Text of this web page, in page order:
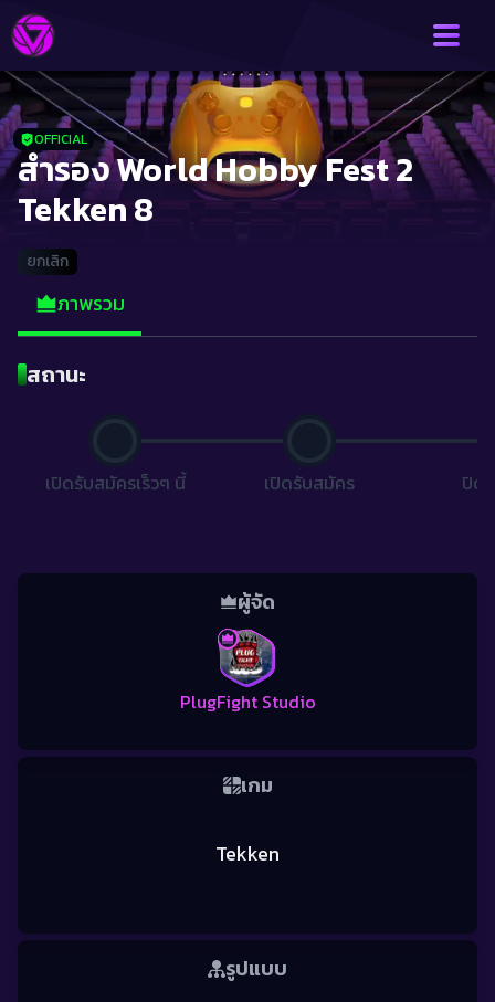
OFFICIAL
สำรอง World Hobby Fest 2
Tekken 8
ยกเลิก
ภาพรวม
สถานะ
เปิดรับสมัครเร็วๆ นี้ เปิดรับสมัคร ปิด
ผู้จัด
PlugFight Studio
เกม
Tekken
รูปแบบ